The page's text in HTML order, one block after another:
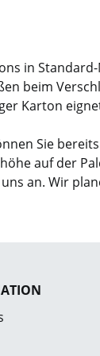
in
beim
Karton
Sie
auf der
an. Wir